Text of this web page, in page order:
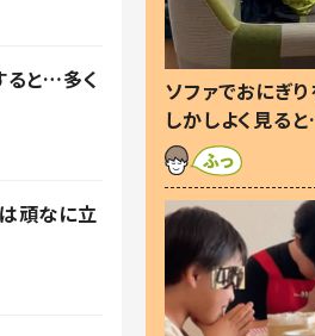
ると…多く
頑なに立
ソファでおにぎ
しかしよく見ると
察した母の投稿
す！」「現行犯〜」